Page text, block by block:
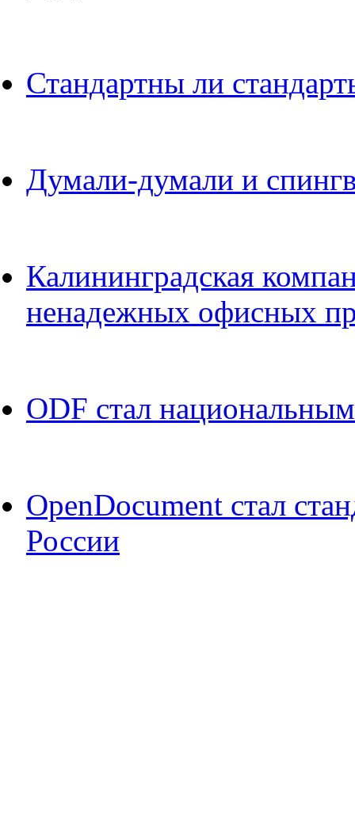
Стандартны ли
Думали-думали и
Калининградская
ненадежных офисных
ODF стал
OpenDocument стал
России